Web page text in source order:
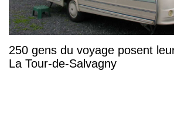
250 gens du voyage posent
La Tour-de-Salvagny